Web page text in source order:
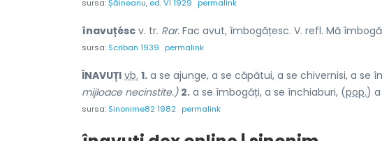
sursa:Șăineanu, ed. VI 1929 permalink
înavuțésc v. tr. Rar. Fac avut, îmbogățesc. V. refl. Mă
sursa: Scriban 1939 permalink
ÎNAVUȚI vb. 1. a se ajunge, a se căpătui, a se chivernisi, a se
mijloace necinstite.) 2. a se îmbogăți, a se închiaburi, (pop.)
sursa: Sinonime82 1982 permalink